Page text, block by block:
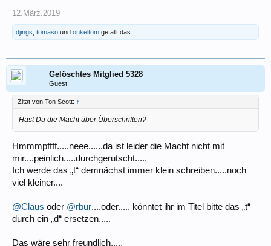
12.März.2019
djings tomaso und onkeltom gefällt das.
Gelöschtes Mitglied 5328
Guest
Zitat von Ton Scott: ↑
Hast Du die Macht über Überschriften?
Hmmmpffff.....neee......da ist leider die Macht nicht mit
mir....peinlich.....durchgerutscht.....
Ich werde das „t“ demnächst immer klein schreiben.....noch
viel kleiner....
@Claus oder @rbur....oder..... könntet ihr im Titel bitte das „t“
durch ein „d“ ersetzen.....
Das wäre sehr freundlich.....